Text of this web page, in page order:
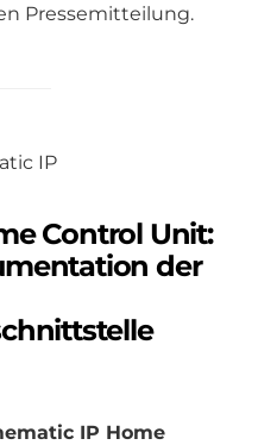
Pressemitteilung.
IP
Control Unit:
der
IP Home